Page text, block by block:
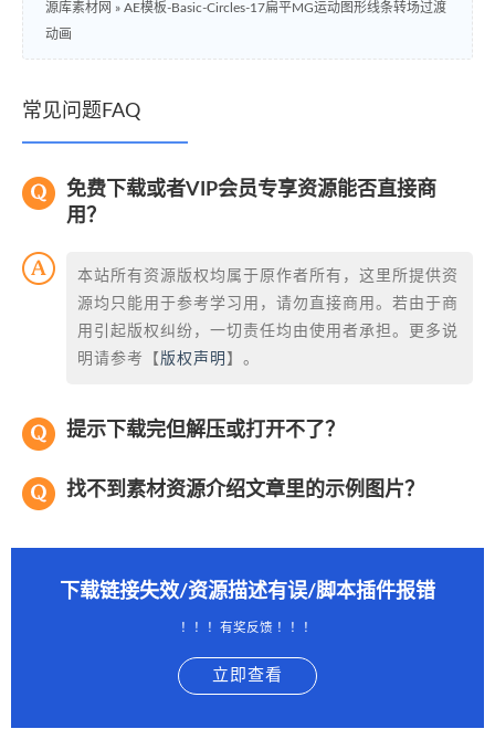
源库素材网 » AE模板-Basic-Circles-17扁平MG运动图形线条转场过渡
动画
常见问题FAQ
免费下载或者VIP会员专享资源能否直接商
用？
本站所有资源版权均属于原作者所有，这里所提供资
源均只能用于参考学习用，请勿直接商用。若由于商
用引起版权纠纷，一切责任均由使用者承担。更多说
明请参考【 版权声明 】。
提示下载完但解压或打开不了？
找不到素材资源介绍文章里的示例图片？
下载链接失效/资源描述有误/脚本插件报错
！！！有奖反馈 ！！！
立即查看